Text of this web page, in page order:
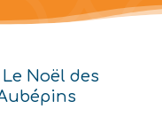
Noël des